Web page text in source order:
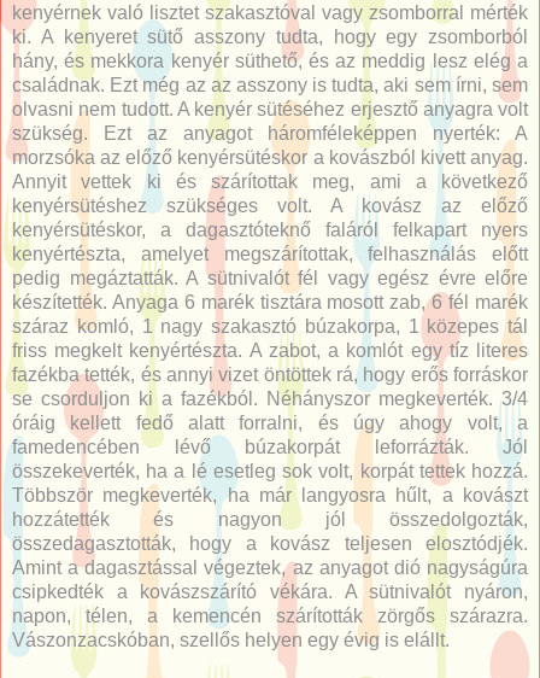
kenyérnek való lisztet szakasztóval vagy zsomborral mérték
ki. A kenyeret sütő asszony tudta, hogy egy zsomborból
hány, és mekkora kenyér süthető, és az meddig lesz elég a
családnak. Ezt még az az asszony is tudta, aki sem írni, sem
olvasni nem tudott. A kenyér sütéséhez erjesztő anyagra volt
szükség. Ezt az anyagot háromféleképpen nyerték: A
morzsóka az előző kenyérsütéskor a kovászból kivett anyag.
Annyit vettek ki és szárítottak meg, ami a következő
kenyérsütéshez szükséges volt. A kovász az előző
kenyérsütéskor, a dagasztóteknő faláról felkapart nyers
kenyértészta, amelyet megszárítottak, felhasználás előtt
pedig megáztatták. A sütnivalót fél vagy egész évre előre
készítették. Anyaga 6 marék tisztára mosott zab, 6 fél marék
száraz komló, 1 nagy szakasztó búzakorpa, 1 közepes tál
friss megkelt kenyértészta. A zabot, a komlót egy tíz literes
fazékba tették, és annyi vizet öntöttek rá, hogy erős forráskor
se csorduljon ki a fazékból. Néhányszor megkeverték. 3/4
óráig kellett fedő alatt forralni, és úgy ahogy volt, a
famedencében lévő búzakorpát leforrázták. Jól
összekeverték, ha a lé esetleg sok volt, korpát tettek hozzá.
Többször megkeverték, ha már langyosra hűlt, a kovászt
hozzátették és nagyon jól összedolgozták,
összedagasztották, hogy a kovász teljesen elosztódjék.
Amint a dagasztással végeztek, az anyagot dió nagyságúra
csipkedték a kovászszárító vékára. A sütnivalót nyáron,
napon, télen, a kemencén szárították zörgős szárazra.
Vászonzacskóban, szellős helyen egy évig is elállt.